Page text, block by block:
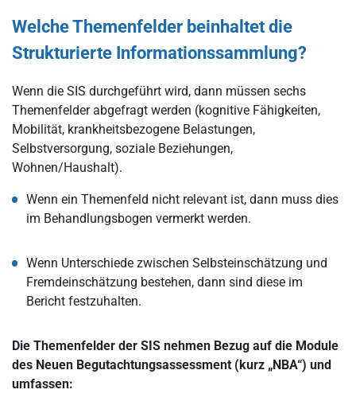
Welche Themenfelder beinhaltet die
Strukturierte Informationssammlung?
Wenn die SIS durchgeführt wird, dann müssen sechs
Themenfelder abgefragt werden (kognitive Fähigkeiten,
Mobilität, krankheitsbezogene Belastungen,
Selbstversorgung, soziale Beziehungen,
Wohnen/Haushalt).
Wenn ein Themenfeld nicht relevant ist, dann muss dies
im Behandlungsbogen vermerkt werden.
Wenn Unterschiede zwischen Selbsteinschätzung und
Fremdeinschätzung bestehen, dann sind diese im
Bericht festzuhalten.
Die Themenfelder der SIS nehmen Bezug auf die Module
des Neuen Begutachtungsassessment (kurz „NBA“) und
umfassen: